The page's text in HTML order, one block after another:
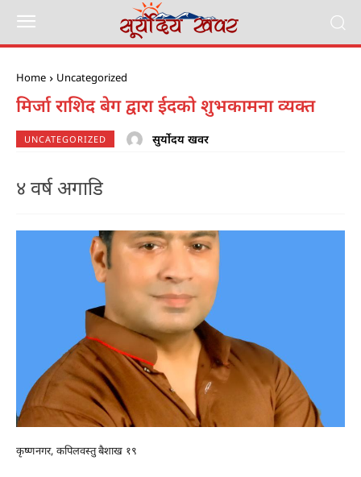
Home Uncategorized
मिर्जा राशिद बेग द्वारा ईदको शुभकामना व्यक्त
UNCATEGORIZED सुर्योदय खवर
४ वर्ष अगाडि
कृष्णनगर, कपिलवस्तु बैशाख १९